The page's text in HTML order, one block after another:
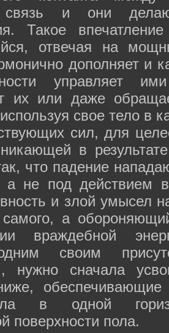
связь и они
Такое
отвечая на
дополняет и
управляет
их или даже
свое тело в
сил, для
в
что падение
не под действием
и злой умысел
а
враждебной
своим
нужно сначала
обеспечивающие
в одной
поверхности пола.